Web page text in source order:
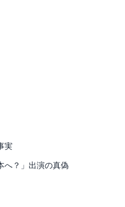
実
へ？」出演の真偽